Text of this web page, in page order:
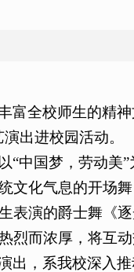
富全校师生的精
出进校园活动。
“中国梦，劳动美
文化气息的开场
表演的爵士舞《
烈而浓厚，将互动
出，系我校深入